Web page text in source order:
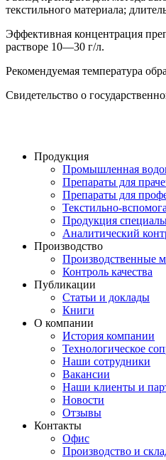
текстильного материала;
Эффективная концентрация
растворе 10—30 г/л.
Рекомендуемая температура
Свидетельство о
Продукция
Промышленная
Препараты для
Препараты для
Текстильно-
Продукция
Аналитический
Производство
Производственные
Контроль качества
Публикации
Статьи и доклады
Книги
О компании
История компании
Технологическое
Наши сотрудники
Вакансии
Наши клиенты и
Новости
Отзывы
Контакты
Офис
Производство и